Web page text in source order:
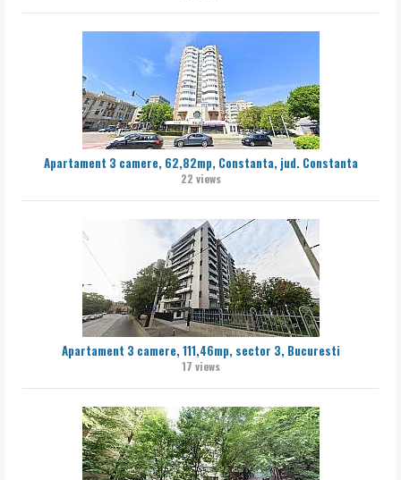
Apartament 3 camere, 62,82mp, Constanta, jud. Constanta
22 views
Apartament 3 camere, 111,46mp, sector 3, Bucuresti
17 views